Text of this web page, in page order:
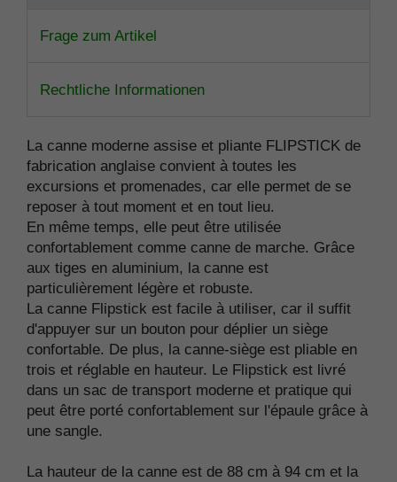
Frage zum Artikel
Rechtliche Informationen
La canne moderne assise et pliante FLIPSTICK de
fabrication anglaise convient à toutes les
excursions et promenades, car elle permet de se
reposer à tout moment et en tout lieu.
En même temps, elle peut être utilisée
confortablement comme canne de marche. Grâce
aux tiges en aluminium, la canne est
particulièrement légère et robuste.
La canne Flipstick est facile à utiliser, car il suffit
d'appuyer sur un bouton pour déplier un siège
confortable. De plus, la canne-siège est pliable en
trois et réglable en hauteur. Le Flipstick est livré
dans un sac de transport moderne et pratique qui
peut être porté confortablement sur l'épaule grâce à
une sangle.
La hauteur de la canne est de 88 cm à 94 cm et la